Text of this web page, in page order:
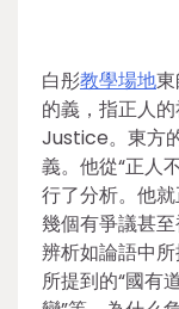
白彤教學場地
的義，指正人
Justice。東方
義。他從“正人
行了分析。他
幾個有爭議甚
辨析如論語中
所提到的“國有